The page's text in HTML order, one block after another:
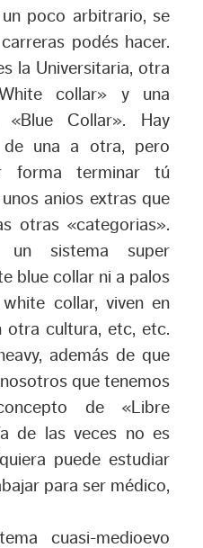
poco arbitrario, se
podés hacer.
la Universitaria, otra
collar» y una
Collar». Hay
de una a otra, pero
forma terminar tú
anios extras que
otras «categorias».
un sistema super
blue collar ni a palos
collar, viven en
otra cultura, etc, etc.
además de que
que tenemos
de «Libre
de las veces no es
puede estudiar
para ser médico,
cuasi-medioevo